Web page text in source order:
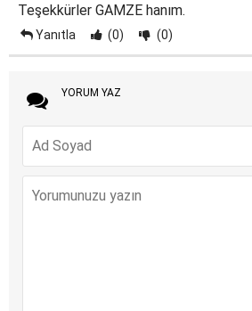
Teşekkürler GAMZE hanım.
Yanıtla (0) (0)
YORUM YAZ